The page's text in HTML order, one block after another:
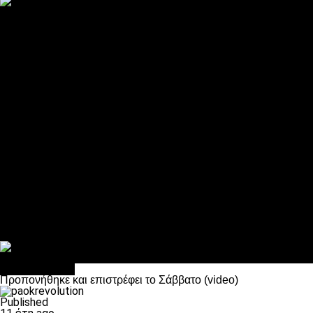
Προπονήθηκε και επιστρέφει το Σάββατο (video)
Published